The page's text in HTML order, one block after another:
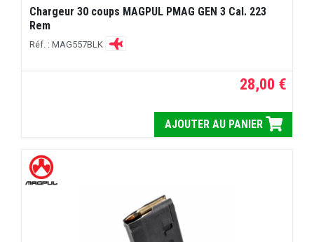
Chargeur 30 coups MAGPUL PMAG GEN 3 Cal. 223
Rem
Réf. : MAG557BLK
28,00 €
AJOUTER AU PANIER